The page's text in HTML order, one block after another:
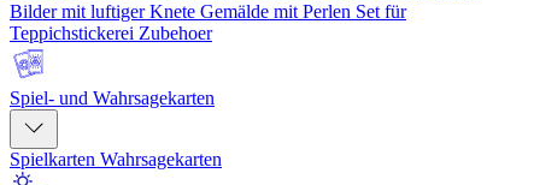
Bilder mit luftiger Knete Gemälde mit Perlen Set für
Teppichstickerei Zubehoer
Spiel- und Wahrsagekarten
Spielkarten Wahrsagekarten